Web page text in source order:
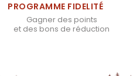
PROGRAMME FIDELITÉ
Gagner des points
et des bons de réduction